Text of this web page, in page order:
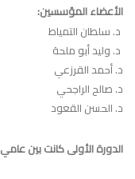
الأعضاء المؤسسين:
د. سلطان التمياط
د. وليد أبو ملحة
د. أحمد القرزعي
د. صالح الراجحي
د. الحسن القعود
الدورة الأولى كانت بين عامي ٢٠١٠ الى نهاية ٢٠١٣م